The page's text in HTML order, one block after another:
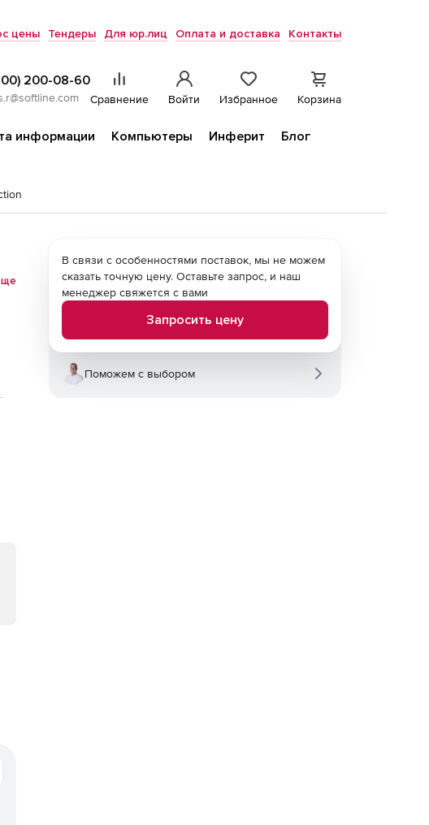
цены Тендеры Для юр.лиц Оплата и доставка Контакты
200-08-60
Сравнение Войти Избранное Корзина
информации Компьютеры Инферит
Блог
В связи с особенностями поставок, мы не можем
сказать точную цену. Оставьте запрос, и наш
менеджер свяжется с вами
Запросить цену
Поможем с выбором